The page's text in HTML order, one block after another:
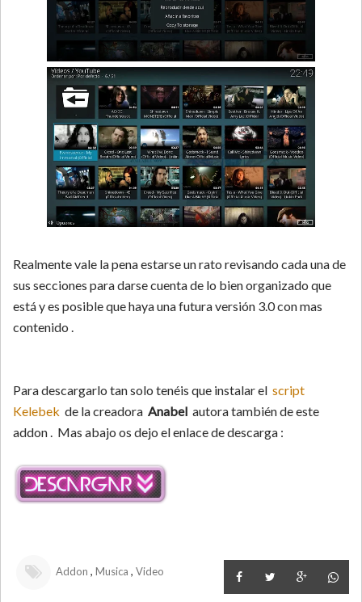
Realmente vale la pena estarse un rato revisando cada una de
sus secciones para darse cuenta de lo bien organizado que
está y es posible que haya una futura versión 3.0 con mas
contenido .
Para descargarlo tan solo tenéis que instalar el script
Kelebek de la creadora Anabel autora también de este
addon . Mas abajo os dejo el enlace de descarga :
Addon , Musica , Video